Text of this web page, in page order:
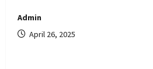
Admin
April 26, 2025